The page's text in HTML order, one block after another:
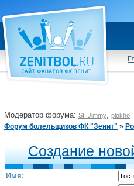
Модератор форума: St_Jimmy, plokho
Форум болельщиков ФК "Зенит" »
Создание
Имя: